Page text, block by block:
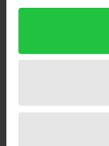
gesammelt
Digital
Capabilities
Christian